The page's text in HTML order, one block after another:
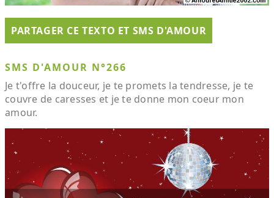
PARTAGER CE TEXTO ET SMS D'AMOUR
SMS D'AMOUR N°266
Je t'offre la douceur, je te promets la tendresse, je te
couvre de caresses et je te donne mon coeur mon
amour.